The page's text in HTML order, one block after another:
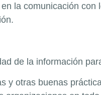
la comunicación
de la información
y otras buenas